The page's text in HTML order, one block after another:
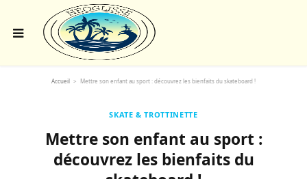
Accueil > Mettre son enfant au sport : découvrez les bienfaits du skateboard !
SKATE & TROTTINETTE
Mettre son enfant au sport :
découvrez les bienfaits du